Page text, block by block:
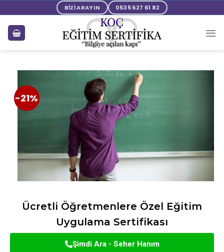
BİZİ ARAYIN 0535 627 61 82
-21%
Ücretli Öğretmenlere Özel Eğitim
Uygulama Sertifikası
Şimdi Ara - Seher Hanım